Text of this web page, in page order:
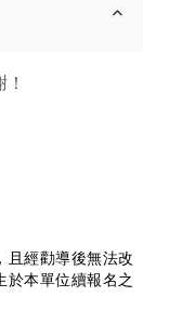
且經勸導後無法改
於本單位續報名之